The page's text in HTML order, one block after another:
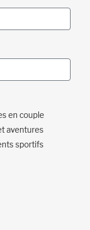
en couple
aventures
sportifs